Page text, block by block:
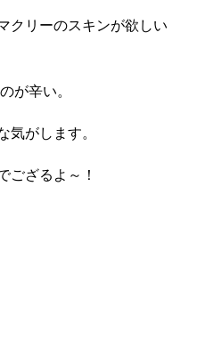
クリーのスキンが欲しい
が辛い。
気がします。
ござるよ～！